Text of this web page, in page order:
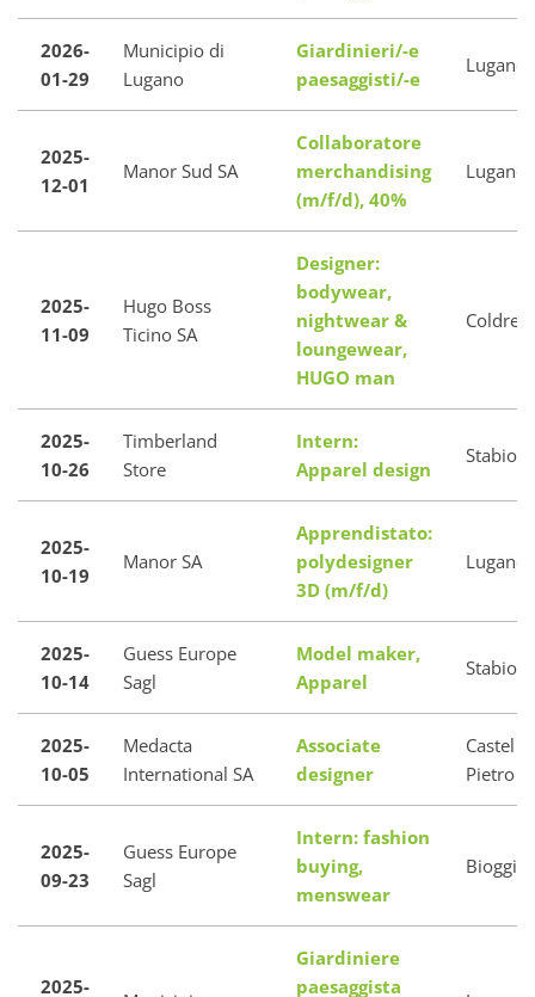
2026-
01-29
Municipio di
Lugano
Giardinieri/-e
paesaggisti/-e
Lugano
2025-
12-01
Manor Sud SA
Collaboratore
merchandising
(m/f/d), 40%
Lugano
2025-
11-09
Hugo Boss
Ticino SA
Designer:
bodywear,
nightwear &
loungewear,
HUGO man
2025-
10-26
Timberland
Store
Intern:
Apparel design
Stabio
2025-
10-19
Manor SA
Apprendistato:
polydesigner
3D (m/f/d)
Lugano
2025-
10-14
Guess Europe
Sagl
Model maker,
Apparel
Stabio
2025-
10-05
Medacta
International SA
Associate
designer
Castel
Pietro
2025-
09-23
Guess Europe
Sagl
Intern: fashion
buying,
menswear
Bioggio
2025-
Giardiniere
paesaggista